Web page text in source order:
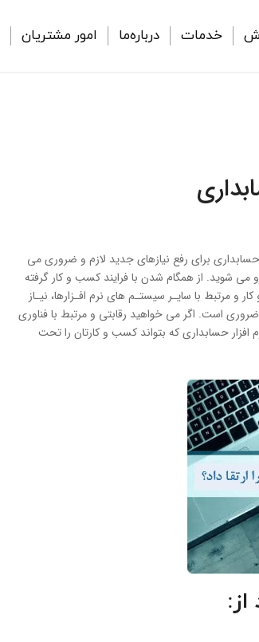
خدمات درباره‌ما امور مشتریان
برای رفع نیازهای جدید لازم و ضروری می
می شوید. از همگام شدن با فرایند کسب و کار گرفته
با سایـر سیستـم های نرم افـزارها، نیـاز
است. اگر می خواهید رقابتی و مرتبط با فناوری
افزار حسابداری كه بتواند كسب و كارتان را تحت